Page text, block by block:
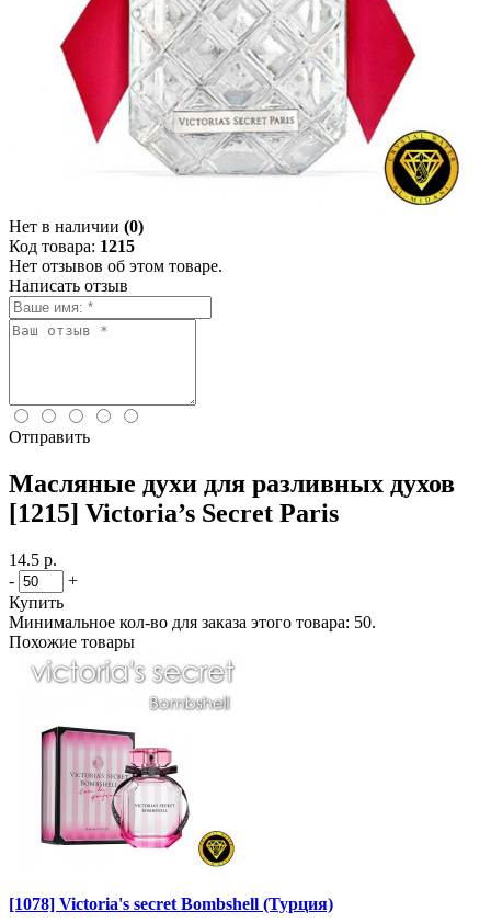
Нет в наличии (0)
Код товара: 1215
Нет отзывов об этом товаре.
Написать отзыв
Отправить
Масляные духи для разливных духов
[1215] Victoria’s Secret Paris
14.5 р.
-
+
Купить
Минимальное кол-во для заказа этого товара: 50.
Похожие товары
[1078] Victoria's secret Bombshell (Турция)